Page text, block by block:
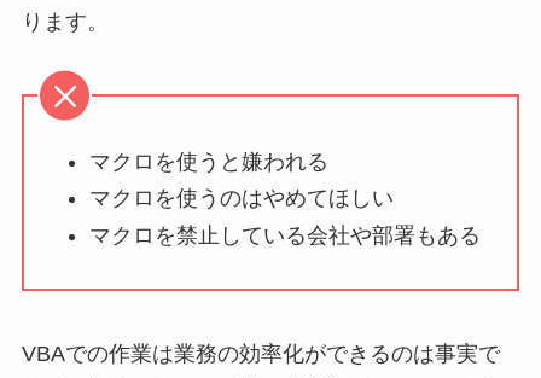
ります。
マクロを使うと嫌われる
マクロを使うのはやめてほしい
マクロを禁止している会社や部署もある
VBAでの作業は業務の効率化ができるのは事実で